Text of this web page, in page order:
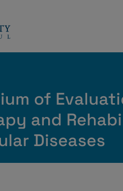
of
and
Diseases